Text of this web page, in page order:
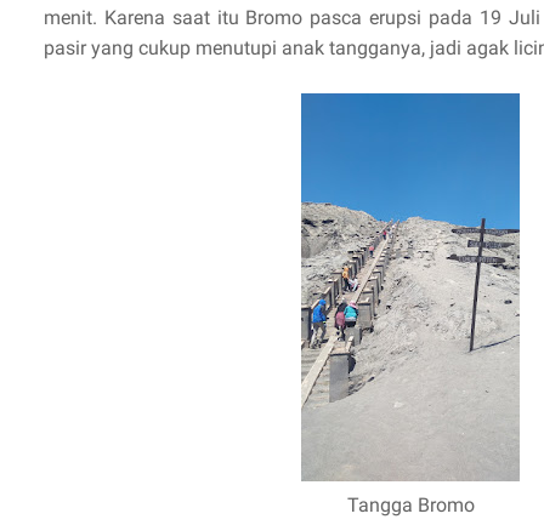
menit. Karena saat itu Bromo pasca erupsi pada 19
pasir yang cukup menutupi anak tangganya, jadi agak
Tangga Bromo